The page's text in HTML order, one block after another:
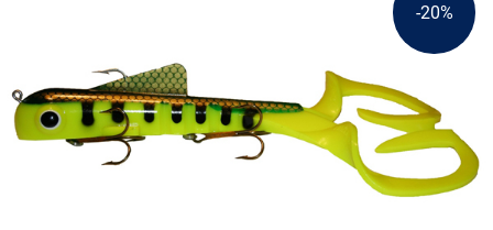
-20%